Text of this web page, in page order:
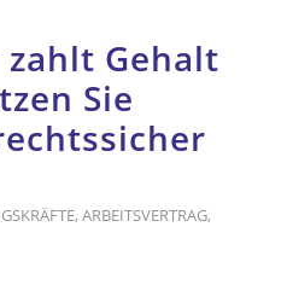
Gehalt
Sie
, ARBEITSVERTRAG,